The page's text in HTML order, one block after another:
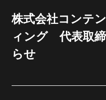
株式会社コンテ
ィング 代表取
らせ